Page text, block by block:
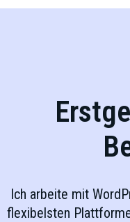
Ich arbeite mit
flexibelsten